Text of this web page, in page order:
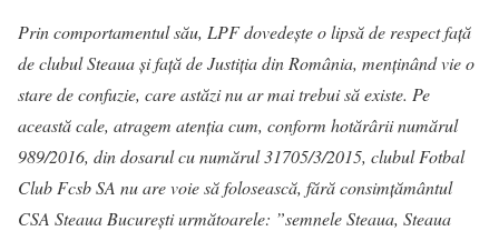
Prin comportamentul său, LPF dovedește o lipsă de respect față
de clubul Steaua și față de Justiția din România, menținând vie o
stare de confuzie, care astăzi nu ar mai trebui să existe. Pe
această cale, atragem atenția cum, conform hotărârii numărul
989/2016, din dosarul cu numărul 31705/3/2015, clubul Fotbal
Club Fcsb SA nu are voie să folosească, fără consimțământul
CSA Steaua București următoarele: ”semnele Steaua, Steaua